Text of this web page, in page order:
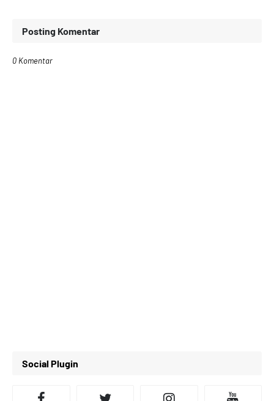
Posting Komentar
0 Komentar
Social Plugin